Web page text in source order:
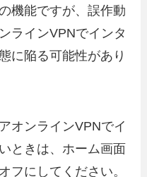
機能ですが、誤作動
ラインVPNでインタ
に陥る可能性があり
オンラインVPNでイ
ときは、ホーム画面
フにしてください。